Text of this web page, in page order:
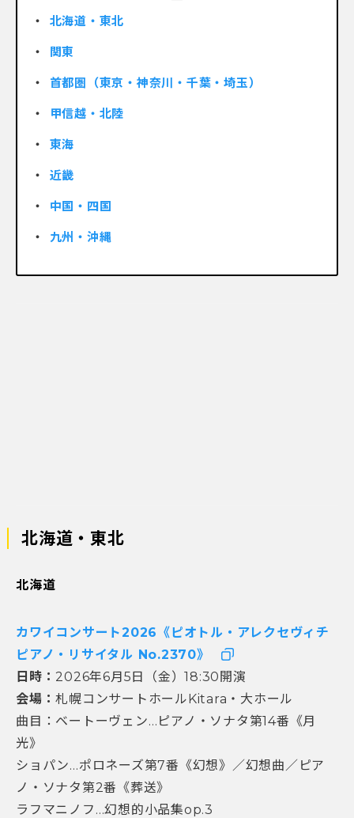
北海道・東北
関東
首都圏（東京・神奈川・千葉・埼玉）
甲信越・北陸
東海
近畿
中国・四国
九州・沖縄
北海道・東北
北海道
カワイコンサート2026《ピオトル・アレクセヴィチ
ピアノ・リサイタル No.2370》
日時： 2026年6月5日（金）18:30開演
会場：札幌コンサートホールKitara・大ホール
曲目：ベートーヴェン…ピアノ・ソナタ第14番《月
光》
ショパン…ポロネーズ第7番《幻想》／幻想曲／ピア
ノ・ソナタ第2番《葬送》
ラフマニノフ…幻想的小品集op.3